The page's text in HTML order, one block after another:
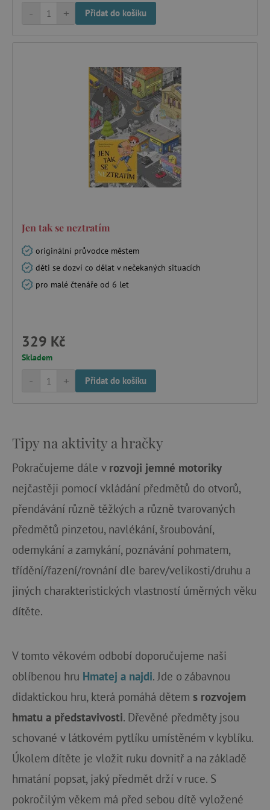
+
- Přidat do košíku
Jen tak se neztratím
originální průvodce městem
děti se dozví co dělat v nečekaných situacích
pro malé čtenáře od 6 let
329 Kč
Skladem
+
- Přidat do košíku
Tipy na aktivity a hračky
Pokračujeme dále v rozvoji jemné motoriky
nejčastěji pomocí vkládání předmětů do otvorů,
přendávání různě těžkých a různě tvarovaných
předmětů pinzetou, navlékání, šroubování,
odemykání a zamykání, poznávání pohmatem,
třídění/řazení/rovnání dle barev/velikosti/druhu a
jiných charakteristických vlastností úměrných věku
dítěte.
V tomto věkovém odbobí doporučujeme naši
oblíbenou hru Hmatej a najdi. Jde o zábavnou
didaktickou hru, která pomáhá dětem s rozvojem
hmatu a představivosti. Dřevěné předměty jsou
schované v látkovém pytlíku umístěném v kyblíku.
Úkolem dítěte je vložit ruku dovnitř a na základě
hmatání popsat, jaký předmět drží v ruce. S
pokročilým věkem má před sebou dítě vyložené
Funkční soubory
Nezbytně nutné soubory cookie umožňují
základní funkce webových stránek, jako je
přihlášení uživatele a správa účtu. Webové
stránky nelze bez nezbytně nutných souborů
cookie správně používat.
cjConsent .agatinsvet.cz
CookieScriptConsent
CookieScript
www.agatinsvet.cz
www.agatinsvet.cz
__cf_bm
Cloudflare Inc.
.heureka.cz